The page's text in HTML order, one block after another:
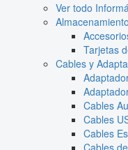
Ver todo
Tarjetas
Cables y
Cables
Cables
Cables